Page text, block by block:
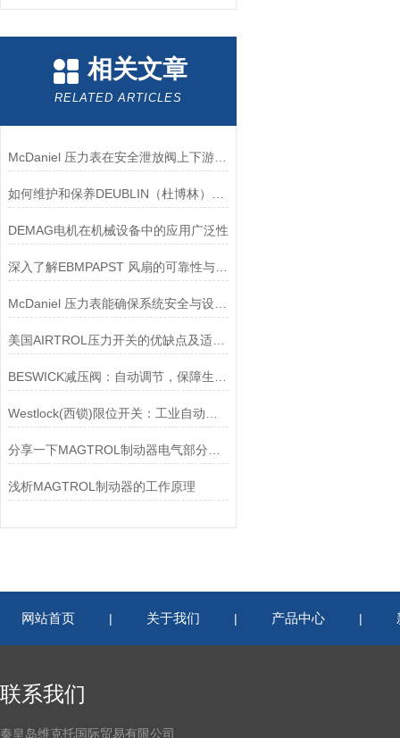
相关文章
RELATED ARTICLES
McDaniel 压力表在安全泄放阀上下游压力监测中的应用
DEMAG电机在机械设备中的应用广泛性
深入了解EBMPAPST 风扇的可靠性与耐用性
McDaniel 压力表能确保系统安全与设备寿命延长
美国AIRTROL压力开关的优缺点及适用范围讲解
浅析MAGTROL制动器的工作原理
网站首页 | 关于我们 | 产品中心 |
联系我们
秦皇岛维克托国际贸易有限公司